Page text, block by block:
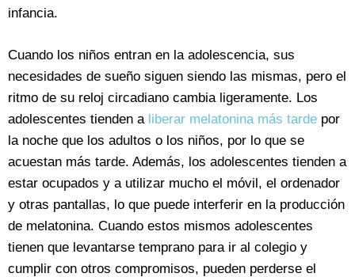
infancia.
Cuando los niños entran en la adolescencia, sus
necesidades de sueño siguen siendo las mismas, pero el
ritmo de su reloj circadiano cambia ligeramente. Los
adolescentes tienden a liberar melatonina más tarde por
la noche que los adultos o los niños, por lo que se
acuestan más tarde. Además, los adolescentes tienden a
estar ocupados y a utilizar mucho el móvil, el ordenador
y otras pantallas, lo que puede interferir en la producción
de melatonina. Cuando estos mismos adolescentes
tienen que levantarse temprano para ir al colegio y
cumplir con otros compromisos, pueden perderse el